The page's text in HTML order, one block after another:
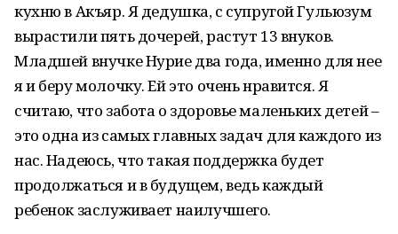
кухню в Акъяр. Я дедушка, с супругой Гульюзум
вырастили пять дочерей, растут 13 внуков.
Младшей внучке Нурие два года, именно для нее
я и беру молочку. Ей это очень нравится. Я
считаю, что забота о здоровье маленьких детей –
это одна из самых главных задач для каждого из
нас. Надеюсь, что такая поддержка будет
продолжаться и в будущем, ведь каждый
ребенок заслуживает наилучшего.